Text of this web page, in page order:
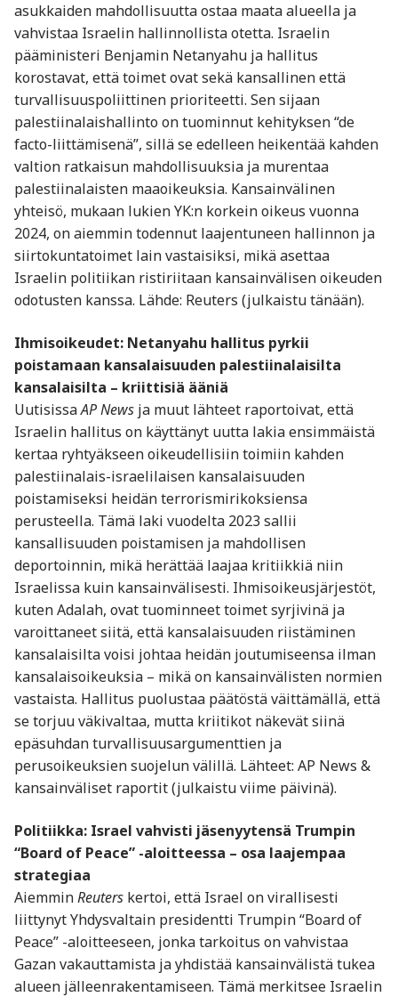
asukkaiden mahdollisuutta ostaa maata alueella ja
vahvistaa Israelin hallinnollista otetta. Israelin
pääministeri Benjamin Netanyahu ja hallitus
korostavat, että toimet ovat sekä kansallinen että
turvallisuuspoliittinen prioriteetti. Sen sijaan
palestiinalaishallinto on tuominnut kehityksen “de
facto-liittämisenä”, sillä se edelleen heikentää kahden
valtion ratkaisun mahdollisuuksia ja murentaa
palestiinalaisten maaoikeuksia. Kansainvälinen
yhteisö, mukaan lukien YK:n korkein oikeus vuonna
2024, on aiemmin todennut laajentuneen hallinnon ja
siirtokuntatoimet lain vastaisiksi, mikä asettaa
Israelin politiikan ristiriitaan kansainvälisen oikeuden
odotusten kanssa. Lähde: Reuters (julkaistu tänään).
Ihmisoikeudet: Netanyahu hallitus pyrkii
poistamaan kansalaisuuden palestiinalaisilta
kansalaisilta – kriittisiä ääniä
UutisissaAP News ja muut lähteet raportoivat, että
Israelin hallitus on käyttänyt uutta lakia ensimmäistä
kertaa ryhtyäkseen oikeudellisiin toimiin kahden
palestiinalais-israelilaisen kansalaisuuden
poistamiseksi heidän terrorismirikoksiensa
perusteella. Tämä laki vuodelta 2023 sallii
kansallisuuden poistamisen ja mahdollisen
deportoinnin, mikä herättää laajaa kritiikkiä niin
Israelissa kuin kansainvälisesti. Ihmisoikeusjärjestöt,
kuten Adalah, ovat tuominneet toimet syrjivinä ja
varoittaneet siitä, että kansalaisuuden riistäminen
kansalaisilta voisi johtaa heidän joutumiseensa ilman
kansalaisoikeuksia – mikä on kansainvälisten normien
vastaista. Hallitus puolustaa päätöstä väittämällä, että
se torjuu väkivaltaa, mutta kriitikot näkevät siinä
epäsuhdan turvallisuusargumenttien ja
perusoikeuksien suojelun välillä. Lähteet: AP News &
kansainväliset raportit (julkaistu viime päivinä).
Politiikka: Israel vahvisti jäsenyytensä Trumpin
“Board of Peace” -aloitteessa – osa laajempaa
strategiaa
AiemminReuters kertoi, että Israel on virallisesti
liittynyt Yhdysvaltain presidentti Trumpin “Board of
Peace” -aloitteeseen, jonka tarkoitus on vahvistaa
Gazan vakauttamista ja yhdistää kansainvälistä tukea
alueen jälleenrakentamiseen. Tämä merkitsee Israelin